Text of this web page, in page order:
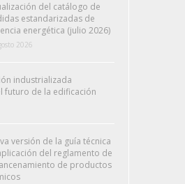
del catálogo de
estandarizadas de
energética (julio 2026)
2026
industrializada
futuro de la edificación
versión de la guía técnica
del reglamento de
de productos